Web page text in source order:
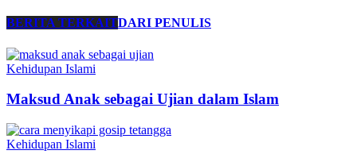
BERITA TERKAITDARI PENULIS
Kehidupan Islami
Maksud Anak sebagai Ujian dalam Islam
Kehidupan Islami